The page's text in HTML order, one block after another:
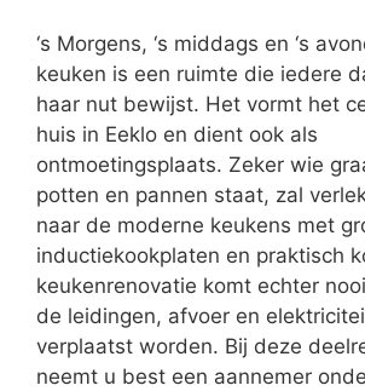
‘s Morgens, ‘s middags en ‘s
keuken is een ruimte die iedere
haar nut bewijst. Het vormt het
huis in Eeklo en dient ook als
ontmoetingsplaats. Zeker wie
potten en pannen staat, zal
naar de moderne keukens met
inductiekookplaten en praktisch
keukenrenovatie komt echter
de leidingen, afvoer en
verplaatst worden. Bij deze
neemt u best een aannemer